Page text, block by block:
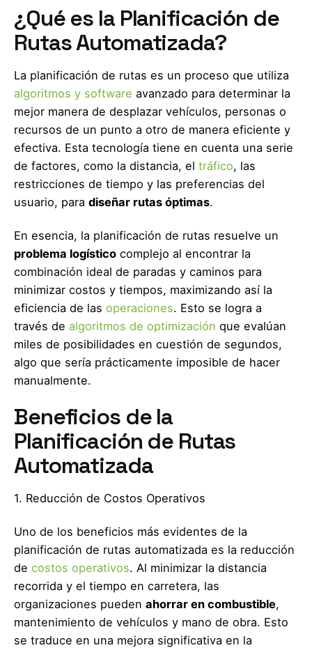
¿Qué es la Planificación de
Rutas Automatizada?
La planificación de rutas es un proceso que utiliza
algoritmos y software avanzado para determinar la
mejor manera de desplazar vehículos, personas o
recursos de un punto a otro de manera eficiente y
efectiva. Esta tecnología tiene en cuenta una serie
de factores, como la distancia, el tráfico, las
restricciones de tiempo y las preferencias del
usuario, para diseñar rutas óptimas.
En esencia, la planificación de rutas resuelve un
problema logístico complejo al encontrar la
combinación ideal de paradas y caminos para
minimizar costos y tiempos, maximizando así la
eficiencia de las operaciones. Esto se logra a
través de algoritmos de optimización que evalúan
miles de posibilidades en cuestión de segundos,
algo que sería prácticamente imposible de hacer
manualmente.
Beneficios de la
Planificación de Rutas
Automatizada
1. Reducción de Costos Operativos
Uno de los beneficios más evidentes de la
planificación de rutas automatizada es la reducción
de costos operativos. Al minimizar la distancia
recorrida y el tiempo en carretera, las
organizaciones pueden ahorrar en combustible,
mantenimiento de vehículos y mano de obra. Esto
se traduce en una mejora significativa en la